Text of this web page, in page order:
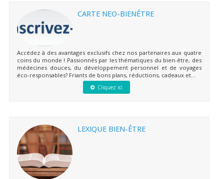
CARTE NEO-BIENÊTRE
Accédez à des avantages exclusifs chez nos partenaires aux quatre
coins du monde ! Passionnés par les thématiques du bien-être, des
médecines douces, du développement personnel et de voyages
éco-responsables? Friants de bons plans, réductions, cadeaux et...
Cliquez ici
LEXIQUE BIEN-ÊTRE